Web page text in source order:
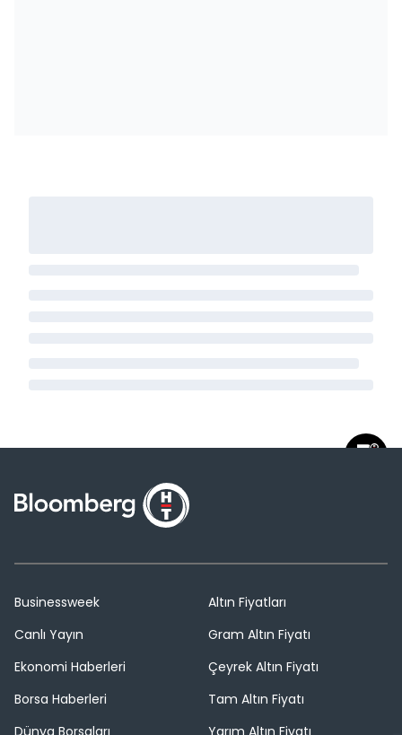
Businessweek
Canlı Yayın
Ekonomi Haberleri
Borsa Haberleri
Altın Fiyatları
Gram Altın Fiyatı
Çeyrek Altın Fiyatı
Tam Altın Fiyatı